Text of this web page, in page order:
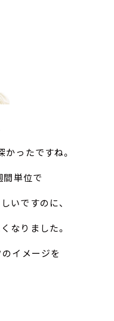
ったですね。
間単位で
いですのに、
なりました。
のイメージを